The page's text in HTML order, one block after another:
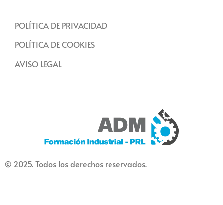
POLÍTICA DE PRIVACIDAD
POLÍTICA DE COOKIES
AVISO LEGAL
© 2025. Todos los derechos reservados.